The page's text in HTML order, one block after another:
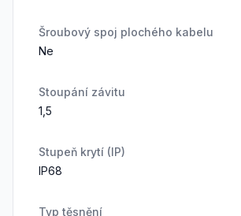
Šroubový spoj plochého kabelu
Ne
Stoupání závitu
1,5
Stupeň krytí (IP)
IP68
Typ těsnění